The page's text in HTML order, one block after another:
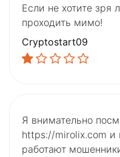
Если не хотите зря
проходить мимо!
Cryptostart09
Я внимательно
https://mirolix.com и
работают